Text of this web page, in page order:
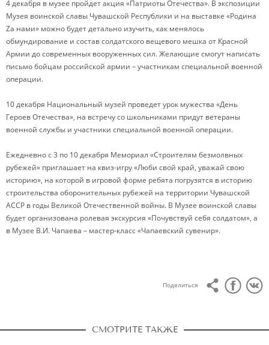
4 декабря в музее пройдет акция «Патриоты Отечества». В экспозиции
Музея воинской славы Чувашской Республики и на выставке «Родина
Zа нами» можно будет детально изучить, как менялось
обмундирование и состав солдатского вещевого мешка от Красной
Армии до современных вооруженных сил. Желающие смогут написать
письмо бойцам российской армии – участникам специальной военной
операции.
10 декабря Национальный музей проведет урок мужества «День
Героев Отечества», на встречу со школьниками придут ветераны
военной службы и участники специальной военной операции.
Ежедневно с 3 по 10 декабря Мемориал «Строителям безмолвных
рубежей» приглашает на квиз-игру «Люби свой край, уважай свою
историю», на которой в игровой форме ребята погрузятся в историю
строительства оборонительных рубежей на территории Чувашской
АССР в годы Великой Отечественной войны. В Музее воинской славы
будет организована ролевая экскурсия «Почувствуй себя солдатом», а
в Музее В.И. Чапаева – мастер-класс «Чапаевский сувенир».
Поделиться
СМОТРИТЕ ТАКЖЕ